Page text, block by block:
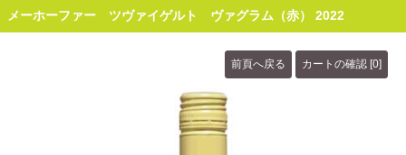
メーホーファー ツヴァイゲルト ヴァグラム（赤） 2022